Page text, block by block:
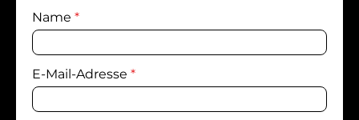
Name *
E-Mail-Adresse *